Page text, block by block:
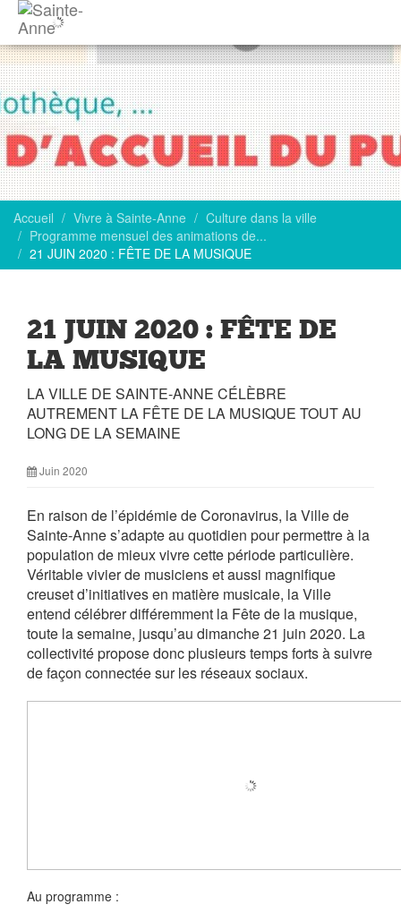
Accueil Vivre à Sainte-Anne
Culture dans la ville
Programme mensuel des animations de...
21 JUIN 2020 : FÊTE DE LA MUSIQUE
21 JUIN 2020 : FÊTE DE
LA MUSIQUE
LA VILLE DE SAINTE-ANNE CÉLÈBRE
AUTREMENT LA FÊTE DE LA MUSIQUE TOUT AU
LONG DE LA SEMAINE
Juin 2020
En raison de l’épidémie de Coronavirus, la Ville de
Sainte-Anne s’adapte au quotidien pour permettre à la
population de mieux vivre cette période particulière.
Véritable vivier de musiciens et aussi magnifique
creuset d’initiatives en matière musicale, la Ville
entend célébrer différemment la Fête de la musique,
toute la semaine, jusqu’au dimanche 21 juin 2020. La
collectivité propose donc plusieurs temps forts à suivre
de façon connectée sur les réseaux sociaux.
Au programme :